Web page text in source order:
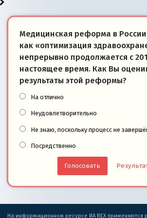
Медицинская реформа в России
как «оптимизация
непрерывно продолжается с
настоящее время. Как Вы
результаты этой реформы?
На отлично
Неудовлетворительно
Не знаю, поскольку процесс не
Посредственно
На информационном ресурсе ИА REX применяются